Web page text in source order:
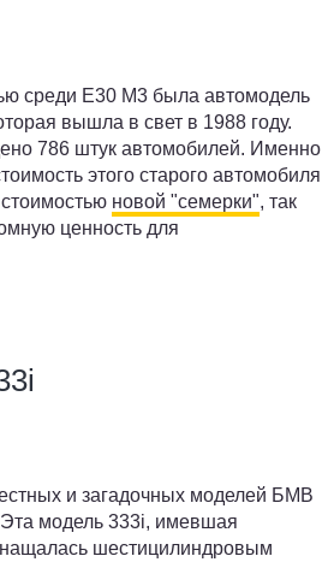
среди Е30 М3 была автомодель
вышла в свет в 1988 году.
786 штук автомобилей. Именно
этого старого автомобиля
новой "семерки", так
ценность для
и загадочных моделей БМВ
модель 333i, имевшая
шестицилиндровым